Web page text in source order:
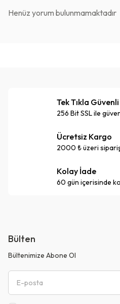
Henüz yorum bulunmamaktadır
Tek Tıkla
256 Bit SSL ile
Ücretsiz Kargo
2000 ₺ üzeri
Kolay İade
60 gün içerisinde
Bülten
Bültenimize Abone Ol